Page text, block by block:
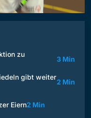
zu
3 Min
gibt weiter
2 Min
Eiern2 Min